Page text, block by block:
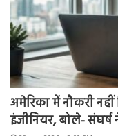
अमेरिका में नौकरी
इंजीनियर, बोले-